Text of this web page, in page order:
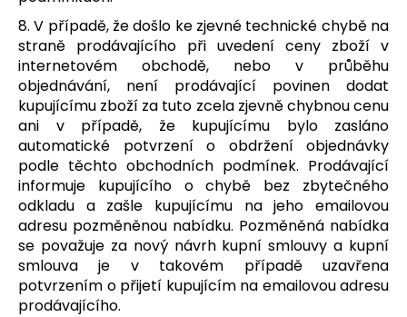
8. V případě, že došlo ke zjevné technické chybě na
straně prodávajícího při uvedení ceny zboží v
internetovém obchodě, nebo v průběhu
objednávání, není prodávající povinen dodat
kupujícímu zboží za tuto zcela zjevně chybnou cenu
ani v případě, že kupujícímu bylo zasláno
automatické potvrzení o obdržení objednávky
podle těchto obchodních podmínek. Prodávající
informuje kupujícího o chybě bez zbytečného
odkladu a zašle kupujícímu na jeho emailovou
adresu pozměněnou nabídku. Pozměněná nabídka
se považuje za nový návrh kupní smlouvy a kupní
smlouva je v takovém případě uzavřena
potvrzením o přijetí kupujícím na emailovou adresu
prodávajícího.